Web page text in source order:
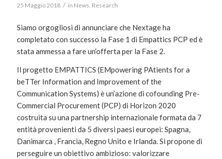
25 Maggio 2018 / in News Research
Siamo orgogliosi di annunciare che Nextage ha
completato con successo la Fase 1 di Empattics PCP ed è
stata ammessa a fare un’offerta per la Fase 2.
Il progetto EMPATTICS (EMpowering PAtients for a
beTTer Information and Improvement of the
Communication Systems) è un’azione di cofounding Pre-
Commercial Procurement (PCP) di Horizon 2020
costruita su una partnership internazionale formata da 7
entità provenienti da 5 diversi paesi europei: Spagna,
Danimarca , Francia, Regno Unito e Irlanda. Si propone di
perseguire un obiettivo ambizioso: valorizzare